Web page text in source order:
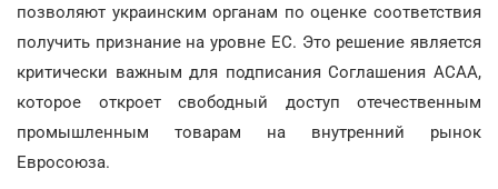
позволяют украинским органам по оценке соответствия
получить признание на уровне ЕС. Это решение является
критически важным для подписания Соглашения АСАА,
которое откроет свободный доступ отечественным
промышленным товарам на внутренний рынок
Евросоюза.